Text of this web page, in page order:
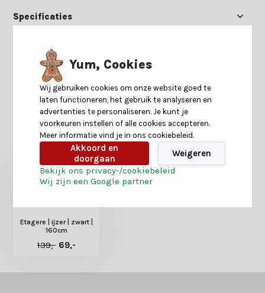
Specificaties
Reviews
Heb je nog interesse in deze recent bekeken
producten?
Etagere | ijzer | zwart |
160cm
139,- 69,-
Yum, Cookies
Wij gebruiken cookies om onze website goed te
laten functioneren, het gebruik te analyseren en
advertenties te personaliseren. Je kunt je
voorkeuren instellen of alle cookies accepteren.
Meer informatie vind je in ons cookiebeleid.
Akkoord en
doorgaan
Weigeren
Bekijk ons privacy-/cookiebeleid
Wij zijn een Google partner